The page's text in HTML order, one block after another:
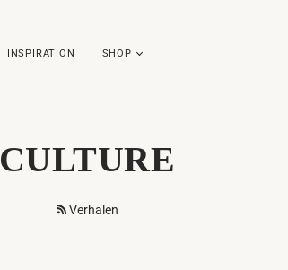
INSPIRATION SHOP
CULTURE
Verhalen